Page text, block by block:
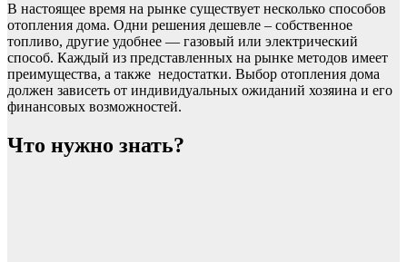
В настоящее время на рынке существует несколько способов
отопления дома. Одни решения дешевле – собственное
топливо, другие удобнее — газовый или электрический
способ. Каждый из представленных на рынке методов имеет
преимущества, а также недостатки. Выбор отопления дома
должен зависеть от индивидуальных ожиданий хозяина и его
финансовых возможностей.
Что нужно знать?